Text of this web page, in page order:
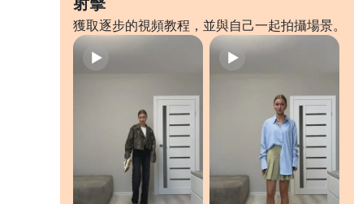
獲取逐步的視頻教程，並與自己一起拍攝場景。